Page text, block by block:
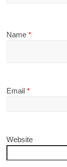
Name*
Email*
Website